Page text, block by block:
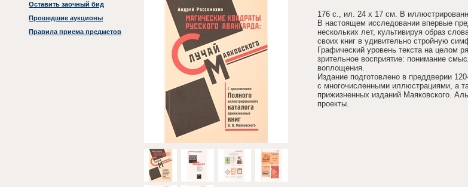
Оставить заочный бид
Прошедшие аукционы
Правила приема предметов
176 с., ил. 24 х 17 см. В
В настоящем исследовании впервые
нескольких лет, культивируя образ
своих книг в удивительно стройную
Графический уровень текста на целом
зрительное восприятие: понимание
воплощения.
Издание подготовлено в преддверии
с многочисленными иллюстрациями, а
прижизненных изданий Маяковского.
проекты.